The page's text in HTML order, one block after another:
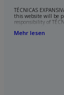
TÉCNICAS
this website will be
responsibility of
following: attention
The data in our
confidentiality and
Data Protection
Mehr lesen